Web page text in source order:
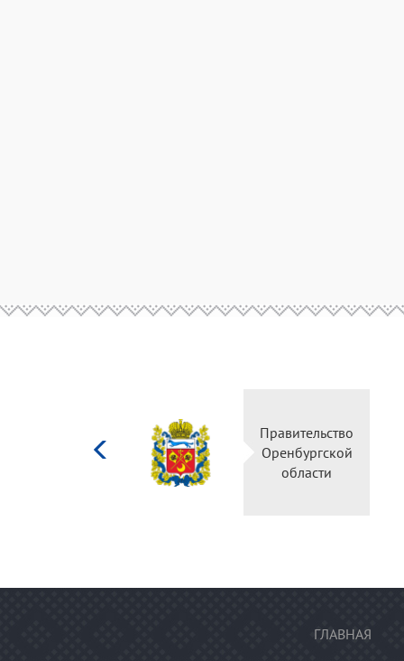
Правительство
Оренбургской
области
ГЛАВНАЯ